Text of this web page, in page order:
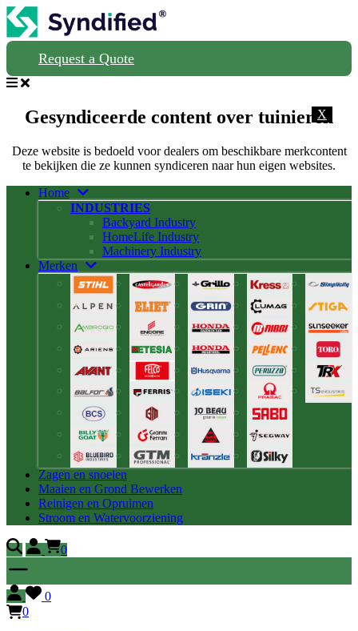
Request a Quote
X
Gesyndiceerde content over tuinieren
Deze website is bedoeld voor dealers om beschikbare merkcontent
te bekijken die ze kunnen syndiceren naar hun eigen websites.
Home
INDUSTRIES
Backyard Industry
HomeLife Industry
Machinery Industry
Merken
Zagen en snoeien
Maaien en Grond Bewerken
Reinigen en Opruimen
Stroom en Watervoorziening
0
0
0